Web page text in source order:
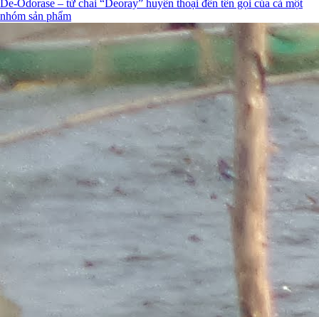
De-Odorase – từ chai “Deoray” huyền thoại đến tên gọi của cả một
nhóm sản phẩm